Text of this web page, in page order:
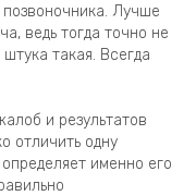
Лучше
ведь тогда точно не
такая. Всегда
и результатов
отличить одну
именно его